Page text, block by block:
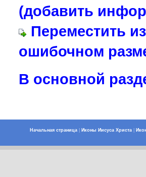
(добавить
Переместить
ошибочном
В основной
Начальная страница| Иконы Иисуса Христа|